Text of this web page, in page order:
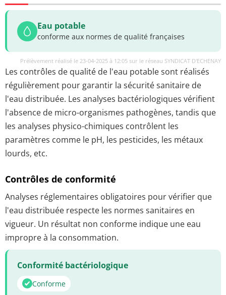
Eau potable
conforme aux normes de qualité françaises
Prélèvement réalisé le 23-04-2025 à 12:05 sur le réseau SYNDICAT D'ECHENAY
Les contrôles de qualité de l'eau potable sont réalisés
régulièrement pour garantir la sécurité sanitaire de
l'eau distribuée. Les analyses bactériologiques vérifient
l'absence de micro-organismes pathogènes, tandis que
les analyses physico-chimiques contrôlent les
paramètres comme le pH, les pesticides, les métaux
lourds, etc.
Contrôles de conformité
Analyses réglementaires obligatoires pour vérifier que
l'eau distribuée respecte les normes sanitaires en
vigueur. Un résultat non conforme indique une eau
impropre à la consommation.
Conformité bactériologique
Conforme